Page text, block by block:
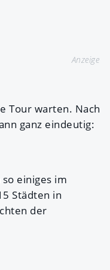
Anzeige
Tour warten. Nach
ganz eindeutig:
so einiges im
Städten in
der